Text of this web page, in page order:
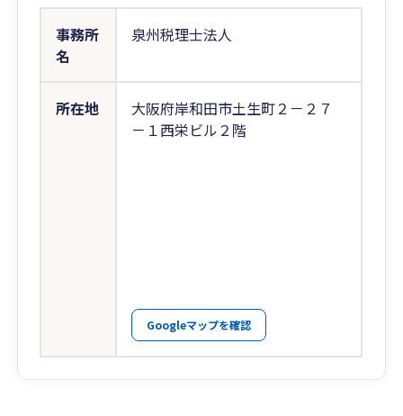
事務所
名
泉州税理士法人
所在地
大阪府岸和田市土生町２－２７
－１西栄ビル２階
Googleマップを確認